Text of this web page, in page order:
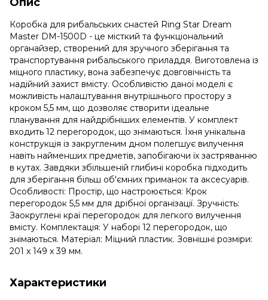
Коробка для рибальських снастей Ring Star Dream
Master DM-1500D - це місткий та функціональний
органайзер, створений для зручного зберігання та
транспортування рибальського приладдя. Виготовлена ​​із
міцного пластику, вона забезпечує довговічність та
надійний захист вмісту. Особливістю даної моделі є
можливість налаштування внутрішнього простору з
кроком 5,5 мм, що дозволяє створити ідеальне
планування для найдрібніших елементів. У комплект
входить 12 перегородок, що знімаються. Їхня унікальна
конструкція із закругленим дном полегшує вилучення
навіть найменших предметів, запобігаючи їх застряванню
в кутах. Завдяки збільшеній глибині коробка підходить
для зберігання більш об'ємних приманок та аксесуарів.
Особливості: Простір, що настроюється: Крок
перегородок 5,5 мм для дрібної організації. Зручність:
Заокруглені краї перегородок для легкого вилучення
вмісту. Комплектація: У наборі 12 перегородок, що
знімаються. Матеріал: Міцний пластик. Зовнішні розміри:
201 х 149 х 39 мм.
Характеристики